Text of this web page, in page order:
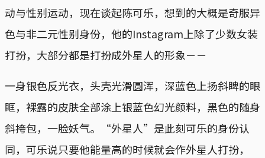
动与性别运动，现在谈起陈可乐，想到的大概是奇服异
色与非二元性别身份，他的Instagram上除了少数女装
打扮，大部分都是打扮成外星人的形象－－
一身银色反光衣，头壳光滑圆浑，深蓝色上扬斜睥的眼
眶，裸露的皮肤全部涂上银蓝色幻光颜料，黑色的随身
斜挎包，一脸妖气。“外星人”是此刻可乐的身份认
同，可乐说只要他能量高的时候就会作外星人打扮，